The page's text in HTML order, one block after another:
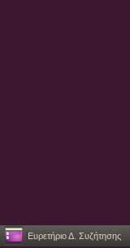
Ευρετήριο Δ. Συζήτησης